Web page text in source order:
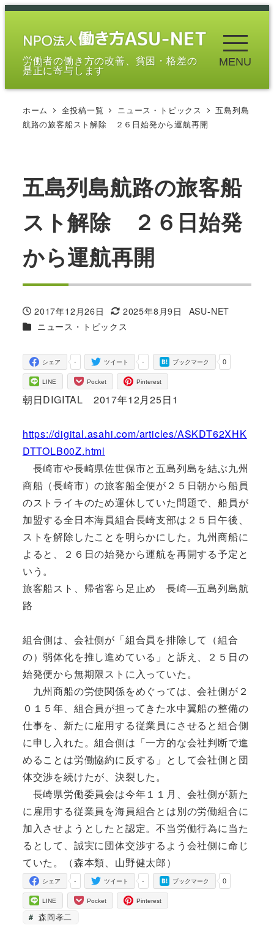
メ
労働者の働き方の改善、貧困・格差の
是正に寄与します
MENU
ホーム 全投稿一覧 ニュース・トピックス
五島列島
航路の旅客船スト解除 ２６日始発から運航再開
五島列島航路の旅客船
スト解除 ２６日始発
から運航再開
投稿日
2017年12月26日
更新日
2025年8月9日
著
ASU-NET
カテゴリー
ニュース・トピックス
-
シェア -
ツイート 0
ブックマーク
LINE Pocket Pinterest
朝日DIGITAL 2017年12月25日1
https://digital.asahi.com/articles/ASKDT62XHK
DTTOLB00Z.html
長崎市や長崎県佐世保市と五島列島を結ぶ九州
商船（長崎市）の旅客船全便が２５日朝から船員
のストライキのため運休していた問題で、船員が
加盟する全日本海員組合長崎支部は２５日午後、
ストを解除したことを明らかにした。九州商船に
よると、２６日の始発から運航を再開する予定と
いう。
旅客船スト、帰省客ら足止め 長崎―五島列島航
路
組合側は、会社側が「組合員を排除して（組合
の）弱体化を推し進めている」と訴え、２５日の
始発便から無期限ストに入っていた。
九州商船の労使関係をめぐっては、会社側が２
０１５年、組合員が担ってきた水中翼船の整備の
仕事を、新たに雇用する従業員にさせると組合側
に申し入れた。組合側は「一方的な会社判断で進
めることは労働協約に反する」として会社側と団
体交渉を続けたが、決裂した。
長崎県労働委員会は今年１１月、会社側が新た
に雇用する従業員を海員組合とは別の労働組合に
加入させようとしたと認定。不当労働行為に当た
るとして、誠実に団体交渉するよう会社側に命じ
ていた。（森本類、山野健太郎）
-
シェア -
ツイート 0
ブックマーク
LINE Pocket Pinterest
森岡孝二